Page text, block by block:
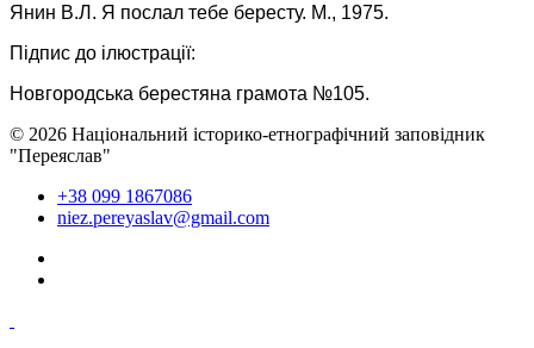
Янин В.Л. Я послал тебе бересту. М., 1975.
Підпис до ілюстрації:
Новгородська берестяна грамота №105.
© 2026 Національний історико-етнографічний заповідник
"Переяслав"
+38 099 1867086
niez.pereyaslav@gmail.com